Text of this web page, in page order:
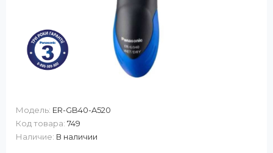
Модель: ER-GB40-A520
Код товара: 749
Наличие: В наличии